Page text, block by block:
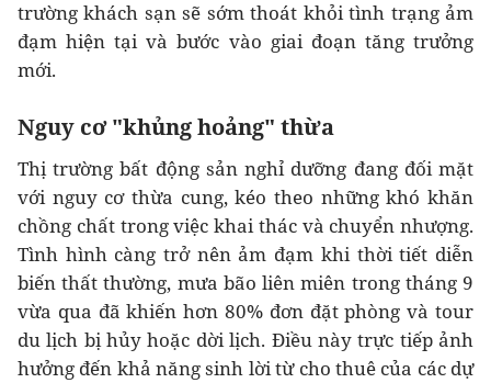
trường khách sạn sẽ sớm thoát khỏi tình trạng ảm
đạm hiện tại và bước vào giai đoạn tăng trưởng
mới.
Nguy cơ "khủng hoảng" thừa
Thị trường bất động sản nghỉ dưỡng đang đối mặt
với nguy cơ thừa cung, kéo theo những khó khăn
chồng chất trong việc khai thác và chuyển nhượng.
Tình hình càng trở nên ảm đạm khi thời tiết diễn
biến thất thường, mưa bão liên miên trong tháng 9
vừa qua đã khiến hơn 80% đơn đặt phòng và tour
du lịch bị hủy hoặc dời lịch. Điều này trực tiếp ảnh
hưởng đến khả năng sinh lời từ cho thuê của các dự